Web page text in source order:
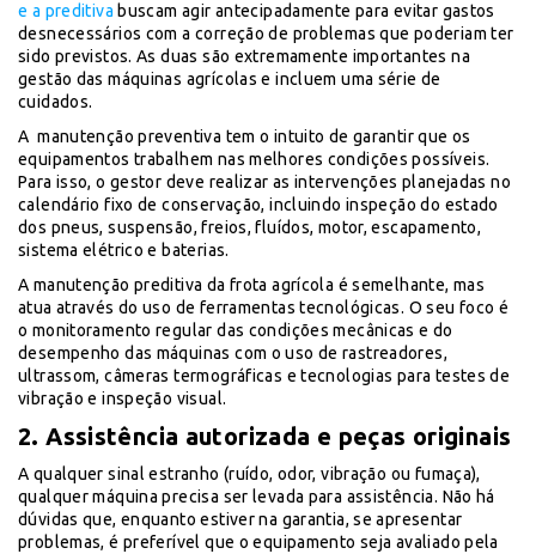
e a preditiva buscam agir antecipadamente para evitar gastos
desnecessários com a correção de problemas que poderiam ter
sido previstos. As duas são extremamente importantes na
gestão das máquinas agrícolas e incluem uma série de
cuidados.
A manutenção preventiva tem o intuito de garantir que os
equipamentos trabalhem nas melhores condições possíveis.
Para isso, o gestor deve realizar as intervenções planejadas no
calendário fixo de conservação, incluindo inspeção do estado
dos pneus, suspensão, freios, fluídos, motor, escapamento,
sistema elétrico e baterias.
A manutenção preditiva da frota agrícola é semelhante, mas
atua através do uso de ferramentas tecnológicas. O seu foco é
o monitoramento regular das condições mecânicas e do
desempenho das máquinas com o uso de rastreadores,
ultrassom, câmeras termográficas e tecnologias para testes de
vibração e inspeção visual.
2. Assistência autorizada e peças originais
A qualquer sinal estranho (ruído, odor, vibração ou fumaça),
qualquer máquina precisa ser levada para assistência. Não há
dúvidas que, enquanto estiver na garantia, se apresentar
problemas, é preferível que o equipamento seja avaliado pela